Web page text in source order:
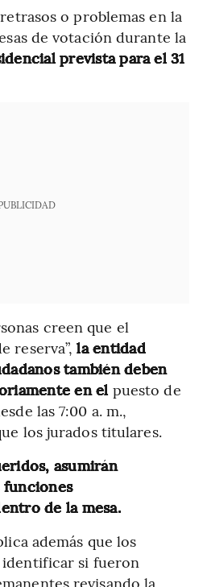
o problemas en la
de votación durante la
prevista para el 31
creen que el
reserva”,la entidad
también deben
en el puesto de
las 7:00 a. m.,
los jurados titulares.
asumirán
funciones
de la mesa.
además que los
identificar si fueron
revisando la